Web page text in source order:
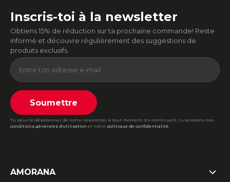
Inscris-toi à la newsletter
Obtiens 15% de réduction sur ta prochaine commande! Reste
informé et découvre régulièrement des suggestions de
produits exclusifs.
Soumettre
Tu peux te désabonner de notre newsletter à tout moment. En continuant, tu acceptes nos
conditions générales d'utilisation et notre politique de confidentialité.
AMORANA